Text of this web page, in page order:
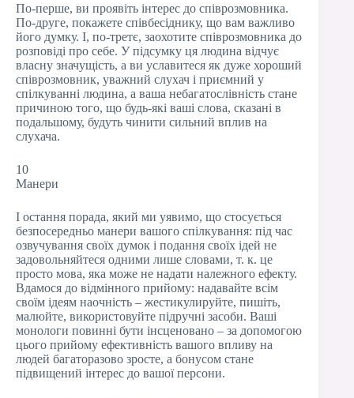
По-перше, ви проявіть інтерес до співрозмовника.
По-друге, покажете співбесіднику, що вам важливо
його думку. І, по-третє, заохотите співрозмовника до
розповіді про себе. У підсумку ця людина відчує
власну значущість, а ви уславитеся як дуже хороший
співрозмовник, уважний слухач і приємний у
спілкуванні людина, а ваша небагатослівність стане
причиною того, що будь-які ваші слова, сказані в
подальшому, будуть чинити сильний вплив на
слухача.
10
Манери
І остання порада, який ми уявимо, що стосується
безпосередньо манери вашого спілкування: під час
озвучування своїх думок і подання своїх ідей не
задовольняйтеся одними лише словами, т. к. це
просто мова, яка може не надати належного ефекту.
Вдамося до відмінного прийому: надавайте всім
своїм ідеям наочність – жестикулируйте, пишіть,
малюйте, використовуйте підручні засоби. Ваші
монологи повинні бути інсценовано – за допомогою
цього прийому ефективність вашого впливу на
людей багаторазово зросте, а бонусом стане
підвищений інтерес до вашої персони.